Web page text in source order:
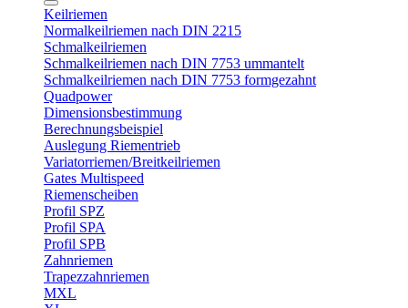
Keilriemen
Normalkeilriemen nach DIN 2215
Schmalkeilriemen
Schmalkeilriemen nach DIN 7753 ummantelt
Schmalkeilriemen nach DIN 7753 formgezahnt
Quadpower
Dimensionsbestimmung
Berechnungsbeispiel
Auslegung Riementrieb
Variatorriemen/Breitkeilriemen
Gates Multispeed
Riemenscheiben
Profil SPZ
Profil SPA
Profil SPB
Zahnriemen
Trapezzahnriemen
MXL